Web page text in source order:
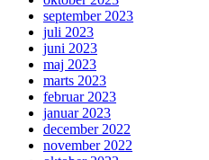
september 2023
juli 2023
juni 2023
maj 2023
marts 2023
februar 2023
januar 2023
december 2022
november 2022